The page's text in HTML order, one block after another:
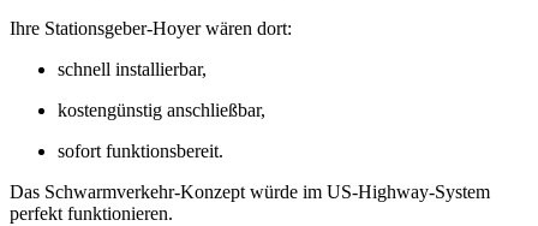
Ihre Stationsgeber-Hoyer wären dort:
schnell installierbar,
kostengünstig anschließbar,
sofort funktionsbereit.
Das Schwarmverkehr-Konzept würde im US-Highway-System
perfekt funktionieren.